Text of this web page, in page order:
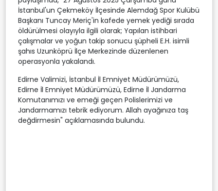
İstanbul'un Çekmeköy İlçesinde Alemdağ Spor Kulübü
Başkanı Tuncay Meriç'in kafede yemek yediği sırada
öldürülmesi olayıyla ilgili olarak; Yapılan istihbari
çalışmalar ve yoğun takip sonucu şüpheli E.H. isimli
şahıs Uzunköprü İlçe Merkezinde düzenlenen
operasyonla yakalandı.
Edirne Valimizi, İstanbul İl Emniyet Müdürümüzü,
Edirne İl Emniyet Müdürümüzü, Edirne İl Jandarma
Komutanımızı ve emeği geçen Polislerimizi ve
Jandarmamızı tebrik ediyorum. Allah ayağınıza taş
değdirmesin" açıklamasında bulundu.